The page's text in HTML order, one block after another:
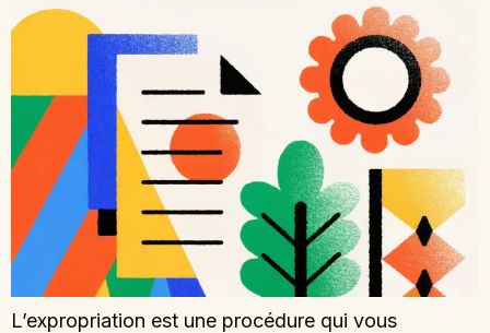
L’expropriation est une procédure qui vous